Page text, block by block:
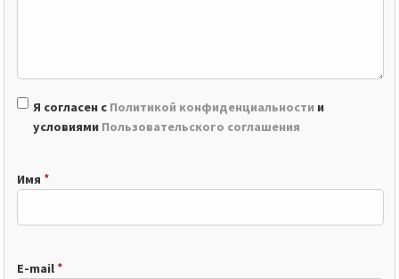
Я согласен с Политикой конфиденциальности и
условиями Пользовательского соглашения
Имя *
E-mail *